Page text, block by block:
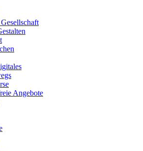
Angebote